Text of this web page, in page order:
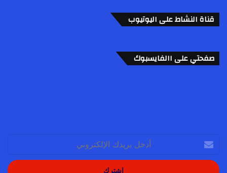
قناة النشاط على اليوتيوب
صفحتي على االفايسبوك
بريدك
الإلكتروني